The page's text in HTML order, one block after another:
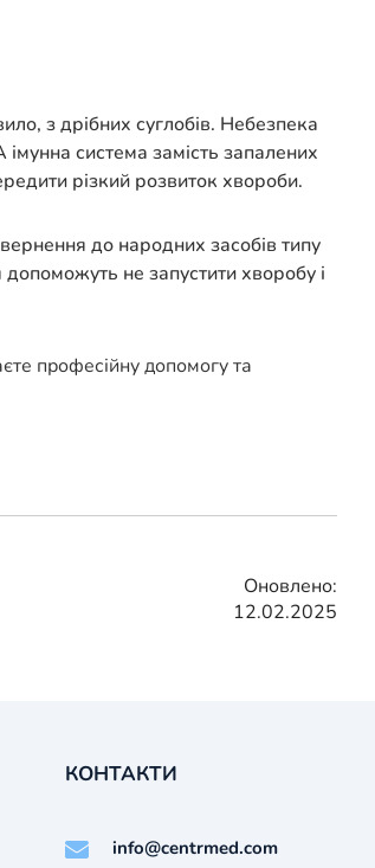
з дрібних суглобів. Небезпека
система замість запалених
різкий розвиток хвороби.
до народних засобів типу
допоможуть не запустити хворобу і
професійну допомогу та
Оновлено:
12.02.2025
КОНТАКТИ
info@centrmed.com